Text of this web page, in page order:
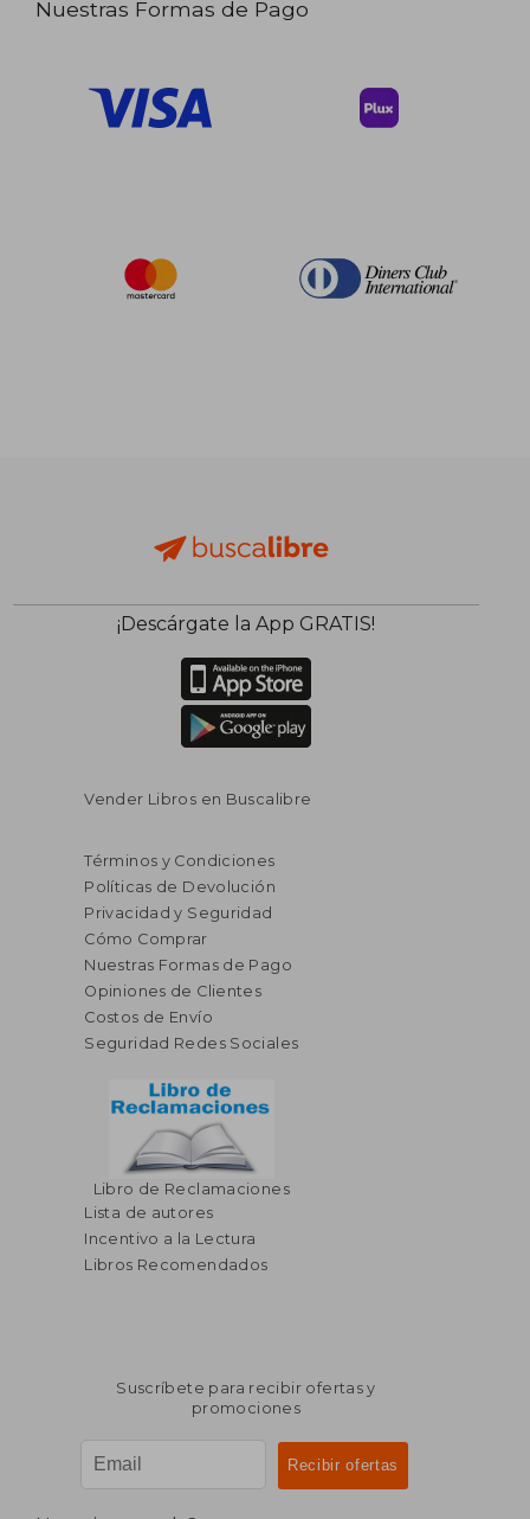
Nuestras Formas de Pago
¡Descárgate la App GRATIS!
Vender Libros en Buscalibre
Términos y Condiciones
Políticas de Devolución
Privacidad y Seguridad
Cómo Comprar
Nuestras Formas de Pago
Opiniones de Clientes
Costos de Envío
Seguridad Redes Sociales
Libro de Reclamaciones
Lista de autores
Incentivo a la Lectura
Libros Recomendados
Suscríbete para recibir ofertas y
promociones